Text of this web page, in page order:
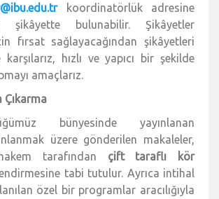
koordinatörlük adresine
bulunabilir. Şikâyetler
fırsat sağlayacağından şikâyetleri
hızlı ve yapıcı bir şekilde
amaçlarız.
bünyesinde yayınlanan
üzere gönderilen makaleler,
tarafından çift taraflı kör
tabi tutulur. Ayrıca intihal
özel bir programlar aracılığıyla